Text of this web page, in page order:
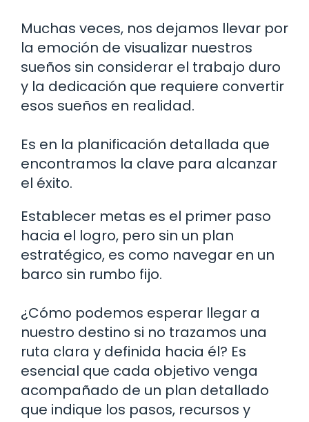
Muchas veces, nos dejamos llevar por
la emoción de visualizar nuestros
sueños sin considerar el trabajo duro
y la dedicación que requiere convertir
esos sueños en realidad.
Es en la planificación detallada que
encontramos la clave para alcanzar
el éxito.
Establecer metas es el primer paso
hacia el logro, pero sin un plan
estratégico, es como navegar en un
barco sin rumbo fijo.
¿Cómo podemos esperar llegar a
nuestro destino si no trazamos una
ruta clara y definida hacia él? Es
esencial que cada objetivo venga
acompañado de un plan detallado
que indique los pasos, recursos y